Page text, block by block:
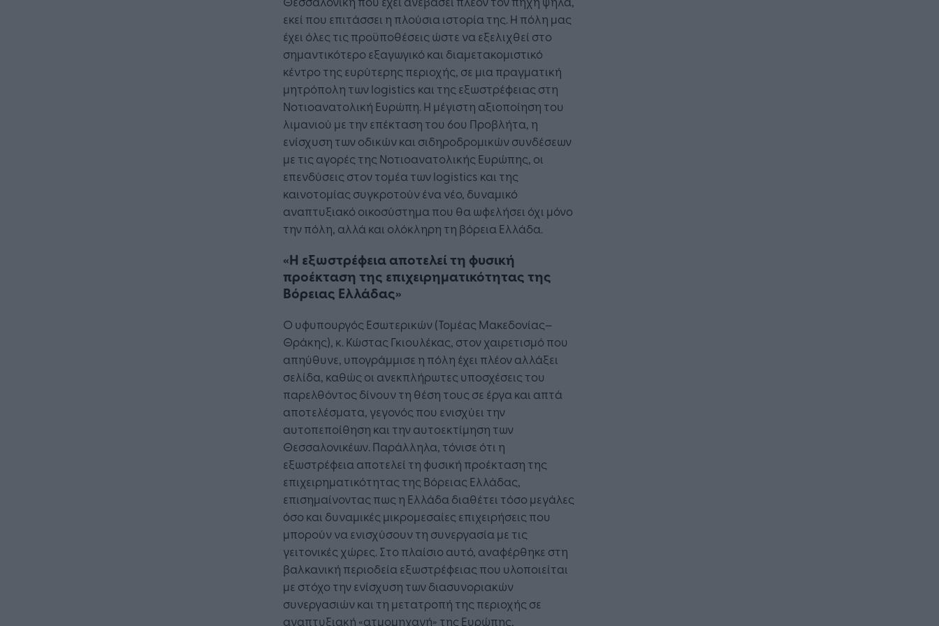
εκεί που επιτάσσει η πλούσια ιστορία της. Η πόλη μας
έχει όλες τις προϋποθέσεις ώστε να εξελιχθεί στο
σημαντικότερο εξαγωγικό και διαμετακομιστικό
κέντρο της ευρύτερης περιοχής, σε μια πραγματική
μητρόπολη των logistics και της εξωστρέφειας στη
Νοτιοανατολική Ευρώπη. Η μέγιστη αξιοποίηση του
λιμανιού με την επέκταση του 6ου Προβλήτα, η
ενίσχυση των οδικών και σιδηροδρομικών συνδέσεων
με τις αγορές της Νοτιοανατολικής Ευρώπης, οι
επενδύσεις στον τομέα των logistics και της
καινοτομίας συγκροτούν ένα νέο, δυναμικό
αναπτυξιακό οικοσύστημα που θα ωφελήσει όχι μόνο
την πόλη, αλλά και ολόκληρη τη βόρεια Ελλάδα.
«Η εξωστρέφεια αποτελεί τη φυσική
προέκταση της επιχειρηματικότητας της
Βόρειας Ελλάδας»
Ο υφυπουργός Εσωτερικών (Τομέας Μακεδονίας–
Θράκης), κ. Κώστας Γκιουλέκας, στον χαιρετισμό που
απηύθυνε, υπογράμμισε η πόλη έχει πλέον αλλάξει
σελίδα, καθώς οι ανεκπλήρωτες υποσχέσεις του
παρελθόντος δίνουν τη θέση τους σε έργα και απτά
αποτελέσματα, γεγονός που ενισχύει την
αυτοπεποίθηση και την αυτοεκτίμηση των
Θεσσαλονικέων. Παράλληλα, τόνισε ότι η
εξωστρέφεια αποτελεί τη φυσική προέκταση της
επιχειρηματικότητας της Βόρειας Ελλάδας,
επισημαίνοντας πως η Ελλάδα διαθέτει τόσο μεγάλες
όσο και δυναμικές μικρομεσαίες επιχειρήσεις που
μπορούν να ενισχύσουν τη συνεργασία με τις
γειτονικές χώρες. Στο πλαίσιο αυτό, αναφέρθηκε στη
βαλκανική περιοδεία εξωστρέφειας που υλοποιείται
με στόχο την ενίσχυση των διασυνοριακών
συνεργασιών και τη μετατροπή της περιοχής σε
αναπτυξιακή «ατμομηχανή» της Ευρώπης,